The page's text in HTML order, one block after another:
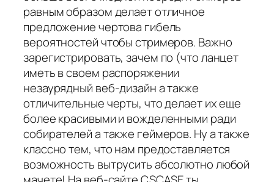
равным образом делает отличное
предложение чертова гибель
вероятностей чтобы стримеров. Важно
зарегистрировать, зачем по (что ланцет
иметь в своем распоряжении
незаурядный веб-дизайн а также
отличительные черты, что делает их еще
более красивыми и вожделенными ради
собирателей а также геймеров. Ну а также
классно тем, что нам предоставляется
возможность вытрусить абсолютно любой